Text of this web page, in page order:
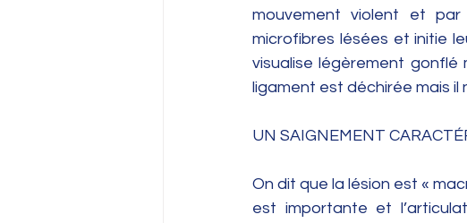
mouvement violent et
microfibres lésées et initie
visualise légèrement gonflé
ligament est déchirée mais il
UN SAIGNEMENT
On dit que la lésion est «
est importante et